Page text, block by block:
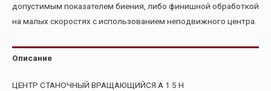
допустимым показателем биения, либо финишной обработкой
на малых скоростях с использованием неподвижного центра.
Описание
ЦЕНТР СТАНОЧНЫЙ ВРАЩАЮЩИЙСЯ А 1 5 Н